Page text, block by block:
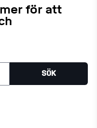
för att
SÖK
lagerstatus
100 mm